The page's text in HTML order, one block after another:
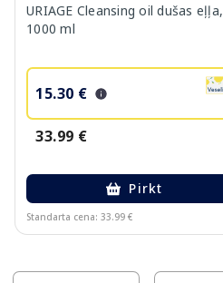
URIAGE Cleansing oil dušas eļļa,
1000 ml
15.30 €
33.99 €
Pirkt
Standarta cena: 33.99 €